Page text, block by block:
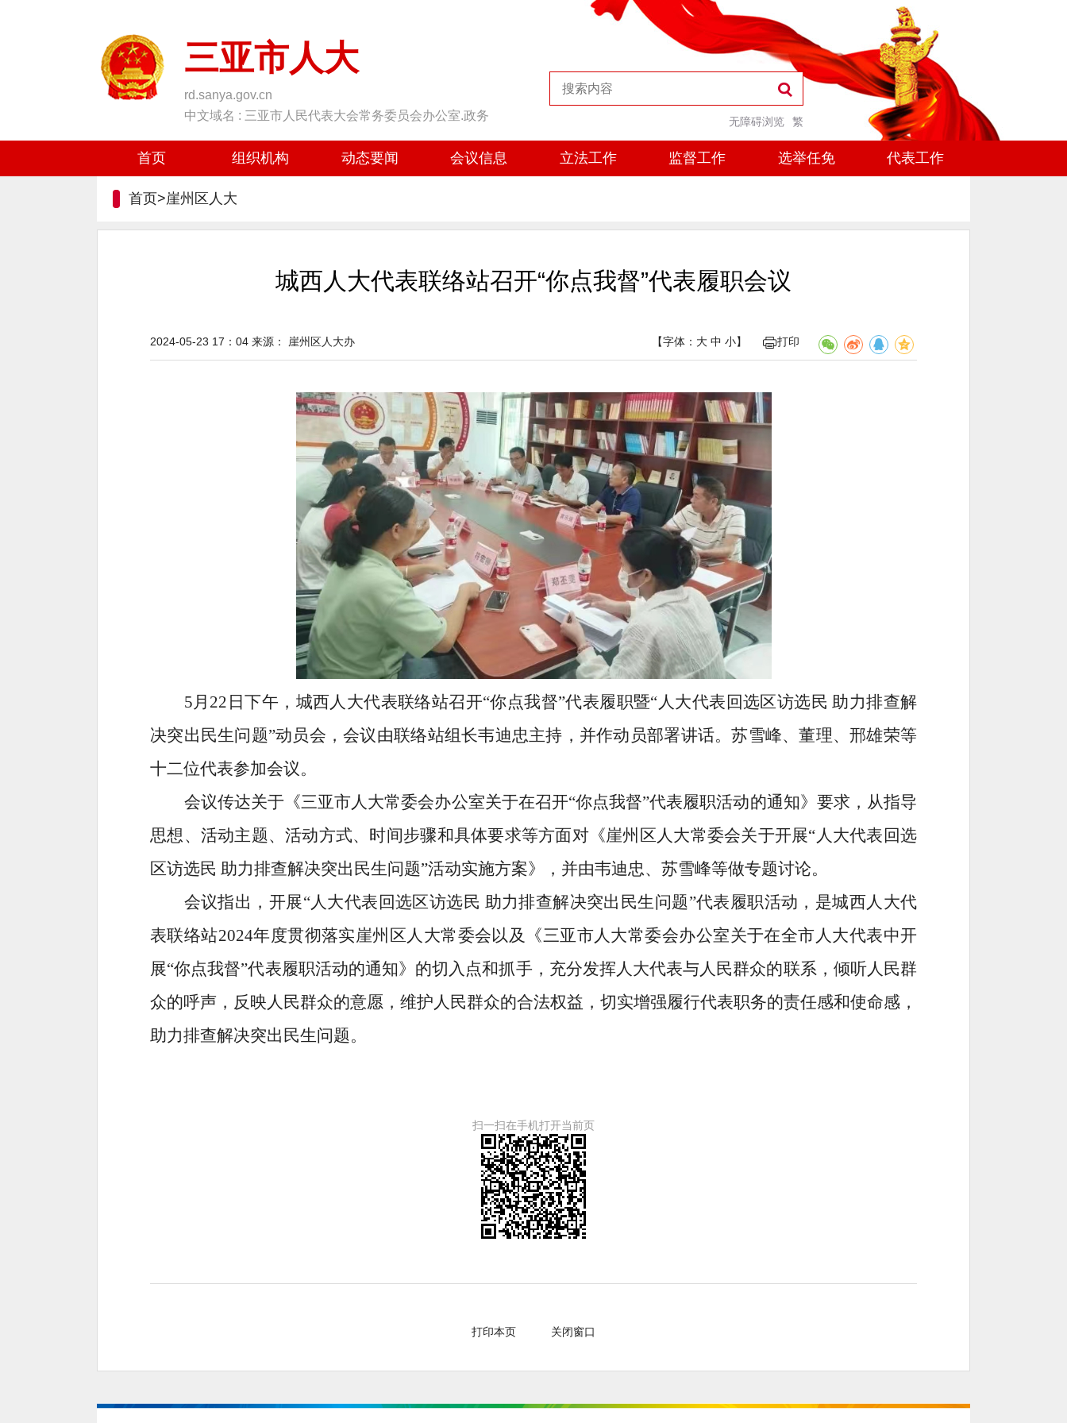
三亚市人大
rd.sanya.gov.cn
中文域名 : 三亚市人民代表大会常务委员会办公室.政务
繁
无障碍浏览
首页 组织机构 动态要闻 会议信息 立法工作 监督工作 选举任免 代表工作
首页>崖州区人大
城西人大代表联络站召开“你点我督”代表履职会议
【字体： 大 中 小】 打印
2024-05-23 17：04 来源： 崖州区人大办
5月22日下午，城西人大代表联络站召开“你点我督”代表履职暨“人大代表回选区访选民 助力排查解
决突出民生问题”动员会，会议由联络站组长韦迪忠主持，并作动员部署讲话。苏雪峰、董理、邢雄荣等
十二位代表参加会议。
会议传达关于《三亚市人大常委会办公室关于在召开“你点我督”代表履职活动的通知》要求，从指导
思想、活动主题、活动方式、时间步骤和具体要求等方面对《崖州区人大常委会关于开展“人大代表回选
区访选民 助力排查解决突出民生问题”活动实施方案》，并由韦迪忠、苏雪峰等做专题讨论。
会议指出，开展“人大代表回选区访选民 助力排查解决突出民生问题”代表履职活动，是城西人大代
表联络站2024年度贯彻落实崖州区人大常委会以及《三亚市人大常委会办公室关于在全市人大代表中开
展“你点我督”代表履职活动的通知》的切入点和抓手，充分发挥人大代表与人民群众的联系，倾听人民群
众的呼声，反映人民群众的意愿，维护人民群众的合法权益，切实增强履行代表职务的责任感和使命感，
助力排查解决突出民生问题。
扫一扫在手机打开当前页
打印本页 关闭窗口